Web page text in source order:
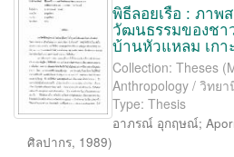
พิธีลอยเรือ : ภาพ
วัฒนธรรมของช
บ้านหัวแหลม เกา
Collection: Theses
Anthropology / วิทย
Type: Thesis
อาภรณ์ อุกฤษณ์;
ศิลปากร, 1989)